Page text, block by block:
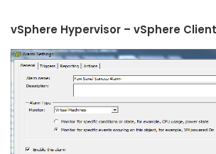
vSphere Hypervisor – vSphere